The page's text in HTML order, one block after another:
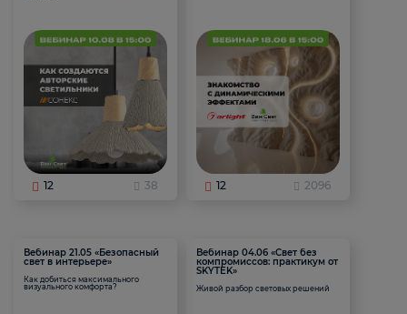
12 38 12 2096
Вебинар 21.05 «Безопасный
свет в интерьере»
Как добиться максимального
визуального комфорта?
Вебинар 04.06 «Свет без
компромиссов: практикум от
SKYTEK»
Живой разбор световых решений